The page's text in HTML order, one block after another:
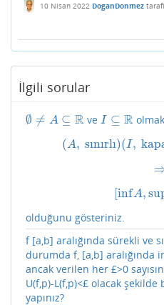
10 Nisan 2022 DoganDonmez
İlgili sorular
∅ ≠ A ⊆ R
∅ ≠A ⊆R veI ⊆ R
I⊆R
(A, sınırlı)(I,
(A,sınırlı)( ,
⇒
[infA,
[infA,
olduğunu gösteriniz.
f [a,b] aralığında sürekli ve
durumda f, [a,b] aralığında
ancak verilen her £>0
U(f,p)-L(f,p)<£ olacak şekilde
yapınız?